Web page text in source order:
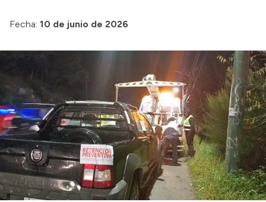
Login
Fecha: 10 de junio de 2026